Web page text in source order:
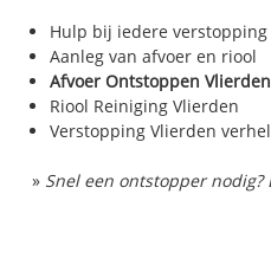
Hulp bij iedere verstopping
Aanleg van afvoer en riool
Afvoer Ontstoppen Vlierden
Riool Reiniging Vlierden
Verstopping Vlierden
» Snel een ontstopper nodig?